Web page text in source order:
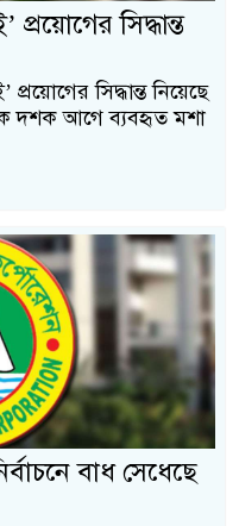
সিদ্ধান্ত
সিদ্ধান্ত নিয়েছে
দশক আগে ব্যবহৃত মশা
বাধ সেধেছে